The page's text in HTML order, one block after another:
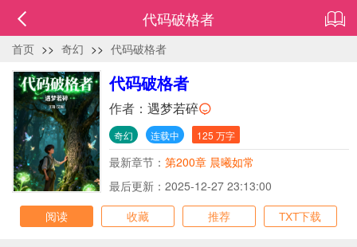
代码破格者
首页 >> 奇幻 >> 代码破格者
代码破格者
作者： 遇梦若碎
奇幻 连载中 125 万字
最新章节： 第200章 晨曦如常
最后更新：2025-12-27 23:13:00
阅读
收藏 推荐 TXT下载